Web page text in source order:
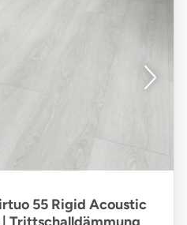
55 Rigid Acoustic